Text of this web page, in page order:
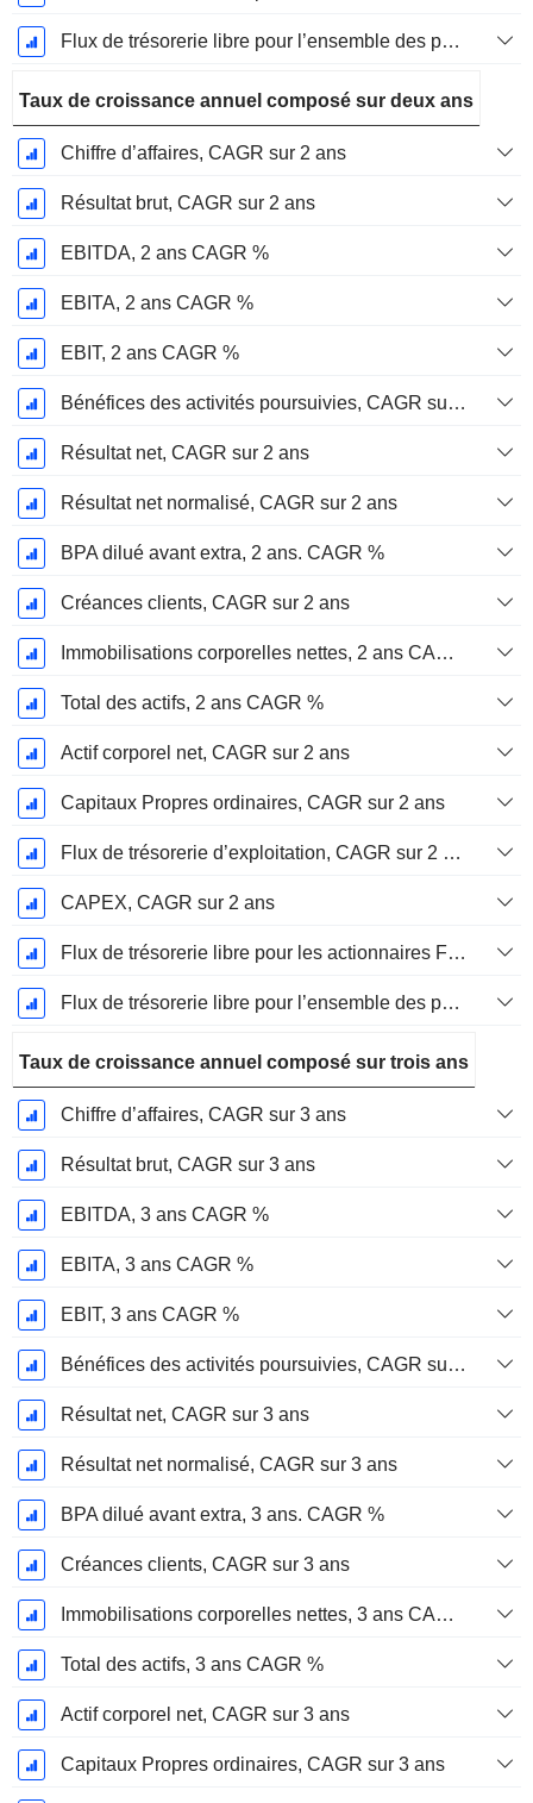
Flux de trésorerie libre pour l’ensemble des pourvoyeurs de fonds (créanciers et actionnaires) FCFF, Croissance 1 an
Taux de croissance annuel composé sur deux ans
Chiffre d’affaires, CAGR sur 2 ans
Résultat brut, CAGR sur 2 ans
EBITDA, 2 ans CAGR %
EBITA, 2 ans CAGR %
EBIT, 2 ans CAGR %
Bénéfices des activités poursuivies, CAGR sur 2 ans
Résultat net, CAGR sur 2 ans
Résultat net normalisé, CAGR sur 2 ans
BPA dilué avant extra, 2 ans. CAGR %
Créances clients, CAGR sur 2 ans
Immobilisations corporelles nettes, 2 ans CAGR %
Total des actifs, 2 ans CAGR %
Actif corporel net, CAGR sur 2 ans
Capitaux Propres ordinaires, CAGR sur 2 ans
Flux de trésorerie d’exploitation, CAGR sur 2 ans
CAPEX, CAGR sur 2 ans
Flux de trésorerie libre pour les actionnaires FCFE, CAGR sur 2 ans
Flux de trésorerie libre pour l’ensemble des pourvoyeurs de fonds (créanciers et actionnaires) FCFF, CAGR sur 2 ans
Taux de croissance annuel composé sur trois ans
Chiffre d’affaires, CAGR sur 3 ans
Résultat brut, CAGR sur 3 ans
EBITDA, 3 ans CAGR %
EBITA, 3 ans CAGR %
EBIT, 3 ans CAGR %
Bénéfices des activités poursuivies, CAGR sur 3 ans
Résultat net, CAGR sur 3 ans
Résultat net normalisé, CAGR sur 3 ans
BPA dilué avant extra, 3 ans. CAGR %
Créances clients, CAGR sur 3 ans
Immobilisations corporelles nettes, 3 ans CAGR %
Total des actifs, 3 ans CAGR %
Actif corporel net, CAGR sur 3 ans
Capitaux Propres ordinaires, CAGR sur 3 ans